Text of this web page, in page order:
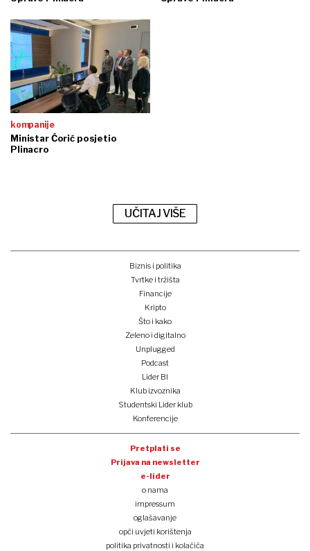
kompanije
Ministar Ćorić posjetio
Plinacro
UČITAJ VIŠE
Biznis i politika
Tvrtke i tržišta
Financije
Kripto
Što i kako
Zeleno i digitalno
Unplugged
Podcast
Lider BI
Klub izvoznika
Studentski Lider klub
Konferencije
Pretplati se
Prijava na newsletter
e-lider
o nama
impressum
oglašavanje
opći uvjeti korištenja
politika privatnosti i kolačića